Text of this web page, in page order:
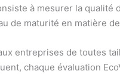
à mesurer la
de maturité en matière
entreprises de toutes
chaque évaluation